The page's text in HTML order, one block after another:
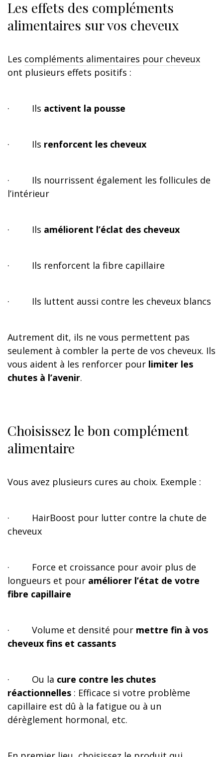
Les effets des compléments
alimentaires sur vos cheveux
Les compléments alimentaires pour cheveux
ont plusieurs effets positifs :
· Ils activent la pousse
· Ils renforcent les cheveux
· Ils nourrissent également les follicules de
l’intérieur
· Ils améliorent l’éclat des cheveux
· Ils renforcent la fibre capillaire
· Ils luttent aussi contre les cheveux blancs
Autrement dit, ils ne vous permettent pas
seulement à combler la perte de vos cheveux. Ils
vous aident à les renforcer pour limiter les
chutes à l’avenir.
Choisissez le bon complément
alimentaire
Vous avez plusieurs cures au choix. Exemple :
· HairBoost pour lutter contre la chute de
cheveux
· Force et croissance pour avoir plus de
longueurs et pour améliorer l’état de votre
fibre capillaire
· Volume et densité pour mettre fin à vos
cheveux fins et cassants
· Ou la cure contre les chutes
réactionnelles : Efficace si votre problème
capillaire est dû à la fatigue ou à un
dérèglement hormonal, etc.